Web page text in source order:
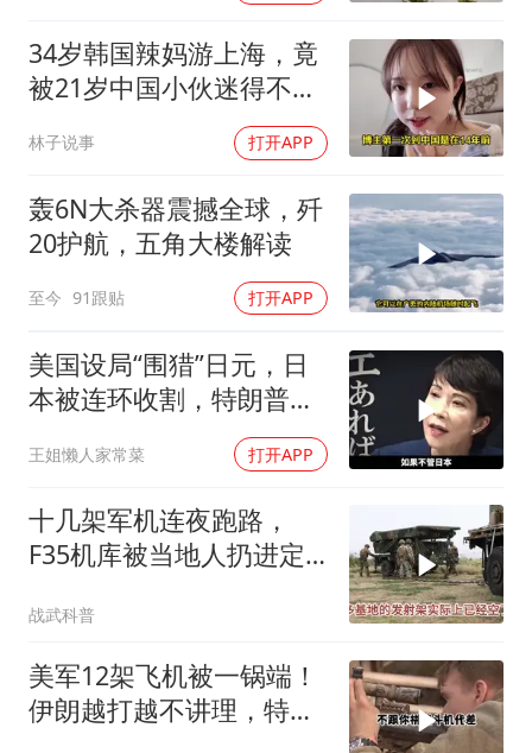
34岁韩国辣妈游上海，竟
被21岁中国小伙迷得不要
林子说事 打开APP
轰6N大杀器震撼全球，歼
20护航，五角大楼解读
至今 91跟贴 打开APP
美国设局“围猎”日元，日
本被连环收割，特朗普金
王姐懒人家常菜 打开APP
十几架军机连夜跑路，
F35机库被当地人扔进定
让人掀了个干净
战武科普
美军12架飞机被一锅端！
伊朗越打越不讲理，特朗